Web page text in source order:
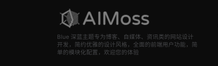
Blue 深蓝主题专为博客、自媒体、资讯类的网站设计
开发，简约优雅的设计风格，全面的前端用户功能，简
单的模块化配置，欢迎您的体验